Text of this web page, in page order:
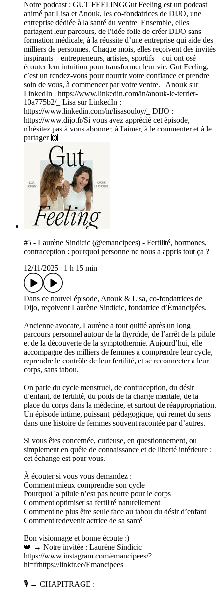
Notre podcast : GUT FEELINGGut Feeling est un podcast
animé par Lisa et Anouk, les co-fondatrices de DIJO, une
entreprise dédiée à la santé du ventre. Ensemble, elles
partagent leur parcours, de l’idée folle de créer DIJO sans
formation médicale, à la réussite d’une entreprise qui aide des
milliers de personnes. Chaque mois, elles reçoivent des invités
inspirants – entrepreneurs, artistes, sportifs – qui ont osé
écouter leur intuition pour transformer leur vie. Gut Feeling,
c’est un rendez-vous pour nourrir votre confiance et prendre
soin de vous, à commencer par votre ventre._ Anouk sur
LinkedIn : https://www.linkedin.com/in/anouk-le-terrier-
10a775b2/_ Lisa sur LinkedIn :
https://www.linkedin.com/in/lisasouloy/_ DIJO :
https://www.dijo.fr/Si vous avez apprécié cet épisode,
n'hésitez pas à vous abonner, à l'aimer, à le commenter et à le
partager 🙌
#5 - Laurène Sindicic (@emancipees) - Fertilité, hormones,
contraception : pourquoi personne ne nous a appris tout ça ?
12/11/2025
1 h 15 min
Dans ce nouvel épisode, Anouk & Lisa, co-fondatrices de
Dijo, reçoivent Laurène Sindicic, fondatrice d’Émancipées.
Ancienne avocate, Laurène a tout quitté après un long
parcours personnel autour de la thyroïde, de l’arrêt de la pilule
et de la découverte de la symptothermie. Aujourd’hui, elle
accompagne des milliers de femmes à comprendre leur cycle,
reprendre le contrôle de leur fertilité, et se reconnecter à leur
corps, sans tabou.
On parle du cycle menstruel, de contraception, du désir
d’enfant, de fertilité, du poids de la charge mentale, de la
place du corps dans la médecine, et surtout de réappropriation.
Un épisode intime, puissant, pédagogique, qui remet du sens
dans une histoire de femmes souvent racontée par d’autres.
Si vous êtes concernée, curieuse, en questionnement, ou
simplement en quête de connaissance et de liberté intérieure :
cet échange est pour vous.
À écouter si vous vous demandez :
Comment mieux comprendre son cycle
Pourquoi la pilule n’est pas neutre pour le corps
Comment optimiser sa fertilité naturellement
Comment ne plus être seule face au tabou du désir d’enfant
Comment redevenir actrice de sa santé
Bon visionnage et bonne écoute :)
👑 → Notre invitée : Laurène Sindicic
https://www.instagram.com/emancipees/?
hl=frhttps://linktr.ee/Emancipees
🎙️ → CHAPITRAGE :